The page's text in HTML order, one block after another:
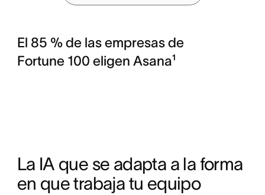
El 85 % de las empresas de
Fortune 100 eligen Asana¹
La IA que se adapta a la forma
en que trabaja tu equipo